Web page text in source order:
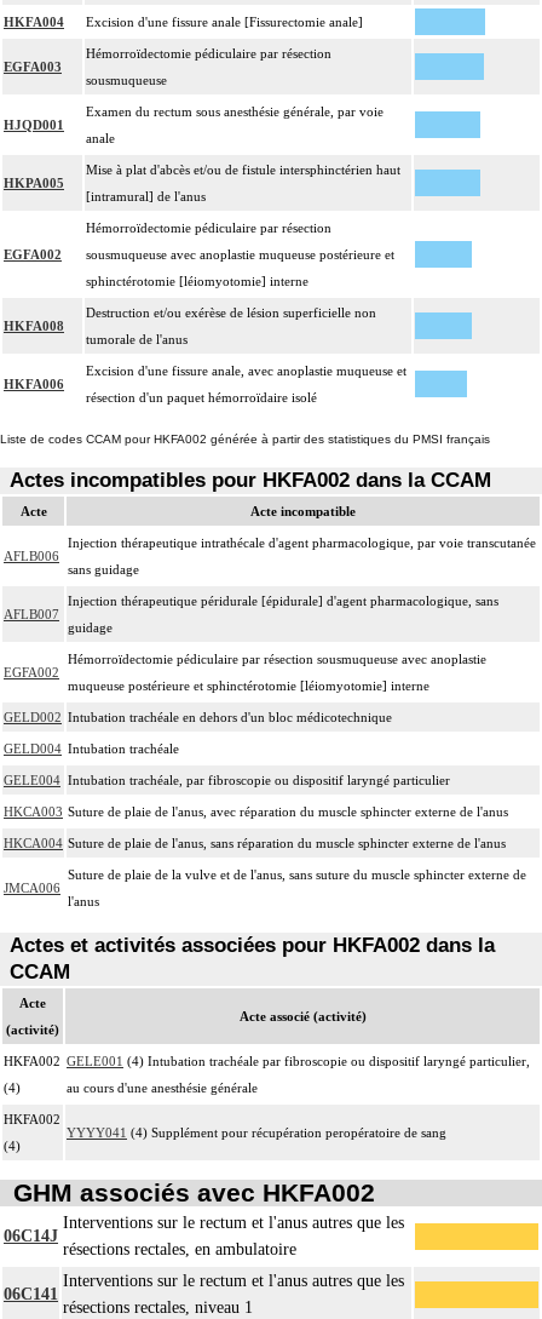
HKFA004 Excision d'une fissure anale [Fissurectomie anale]
EGFA003
Hémorroïdectomie pédiculaire par résection
sousmuqueuse
HJQD001
Examen du rectum sous anesthésie générale, par voie
anale
HKPA005
Mise à plat d'abcès et/ou de fistule intersphinctérien haut
[intramural] de l'anus
EGFA002
Hémorroïdectomie pédiculaire par résection
sousmuqueuse avec anoplastie muqueuse postérieure et
sphinctérotomie [léiomyotomie] interne
HKFA008
Destruction et/ou exérèse de lésion superficielle non
tumorale de l'anus
HKFA006
Excision d'une fissure anale, avec anoplastie muqueuse et
résection d'un paquet hémorroïdaire isolé
Liste de codes CCAM pour HKFA002 générée à partir des statistiques du PMSI français
Actes incompatibles pour HKFA002 dans la CCAM
Acte Acte incompatible
AFLB006
Injection thérapeutique intrathécale d'agent pharmacologique, par voie transcutanée
sans guidage
AFLB007
Injection thérapeutique péridurale [épidurale] d'agent pharmacologique, sans
guidage
EGFA002
Hémorroïdectomie pédiculaire par résection sousmuqueuse avec anoplastie
muqueuse postérieure et sphinctérotomie [léiomyotomie] interne
GELD002 Intubation trachéale en dehors d'un bloc médicotechnique
GELD004 Intubation trachéale
GELE004 Intubation trachéale, par fibroscopie ou dispositif laryngé particulier
HKCA003 Suture de plaie de l'anus, avec réparation du muscle sphincter externe de l'anus
HKCA004 Suture de plaie de l'anus, sans réparation du muscle sphincter externe de l'anus
JMCA006
Suture de plaie de la vulve et de l'anus, sans suture du muscle sphincter externe de
l'anus
Actes et activités associées pour HKFA002 dans la
CCAM
Acte
(activité)
Acte associé (activité)
HKFA002
(4)
GELE001 (4) Intubation trachéale par fibroscopie ou dispositif laryngé particulier,
au cours d'une anesthésie générale
HKFA002
(4)
YYYY041 (4) Supplément pour récupération peropératoire de sang
GHM associés avec HKFA002
06C14J
Interventions sur le rectum et l'anus autres que les
résections rectales, en ambulatoire
06C141
Interventions sur le rectum et l'anus autres que les
résections rectales, niveau 1